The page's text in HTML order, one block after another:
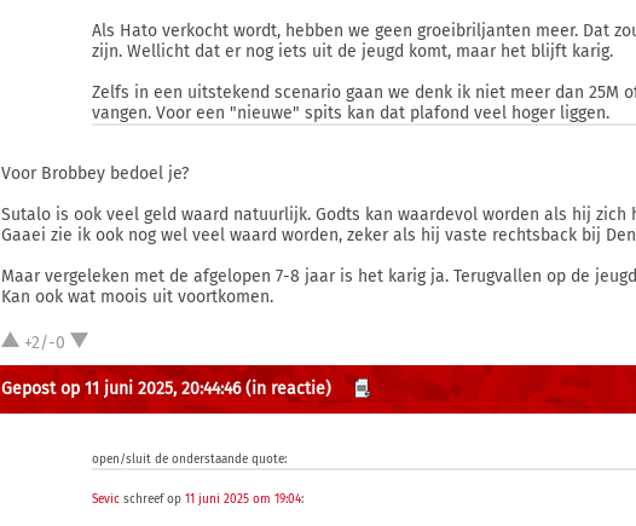
Als Hato verkocht wordt, hebben we geen groeibriljanten meer. Dat
zijn. Wellicht dat er nog iets uit de jeugd komt, maar het blijft karig.
Zelfs in een uitstekend scenario gaan we denk ik niet meer dan 25M
vangen. Voor een "nieuwe" spits kan dat plafond veel hoger liggen.
Voor Brobbey bedoel je?
Sutalo is ook veel geld waard natuurlijk. Godts kan waardevol worden als hij zich
Gaaei zie ik ook nog wel veel waard worden, zeker als hij vaste rechtsback bij
Maar vergeleken met de afgelopen 7-8 jaar is het karig ja. Terugvallen op de
Kan ook wat moois uit voortkomen.
+2/-0
Gepost op 11 juni 2025, 20:44:46 (in reactie)
open/sluit de onderstaande quote:
Sevic schreef op11 juni 2025 om 19:04: